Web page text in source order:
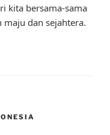
kita bersama-sama
dan sejahtera.